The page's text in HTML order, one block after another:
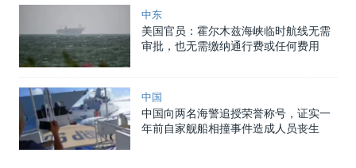
中东
美国官员：霍尔木兹海峡临时航线无需
审批，也无需缴纳通行费或任何费用
中国
中国向两名海警追授荣誉称号，证实一
年前自家舰船相撞事件造成人员丧生